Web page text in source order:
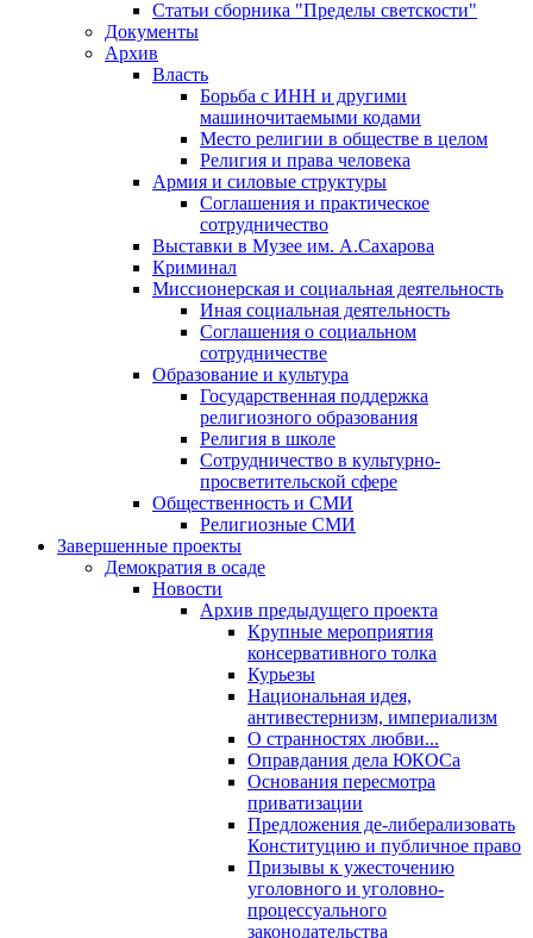
Статьи сборника "Пределы светскости"
Документы
Архив
Власть
Борьба с ИНН и другими
машиночитаемыми кодами
Место религии в обществе в целом
Религия и права человека
Армия и силовые структуры
Соглашения и практическое
сотрудничество
Выставки в Музее им. А.Сахарова
Криминал
Миссионерская и социальная деятельность
Иная социальная деятельность
Соглашения о социальном
сотрудничестве
Образование и культура
Государственная поддержка
религиозного образования
Религия в школе
Сотрудничество в культурно-
просветительской сфере
Общественность и СМИ
Религиозные СМИ
Завершенные проекты
Демократия в осаде
Новости
Архив предыдущего проекта
Крупные мероприятия
консервативного толка
Курьезы
Национальная идея,
антивестернизм, империализм
О странностях любви...
Оправдания дела ЮКОСа
Основания пересмотра
приватизации
Предложения де-либерализовать
Конституцию и публичное право
Призывы к ужесточению
уголовного и уголовно-
процессуального
законодательства